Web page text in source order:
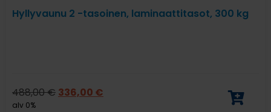
Hyllyvaunu 2 -tasoinen, laminaattitasot, 300 kg
488,00€ 336,00 €
alv 0%